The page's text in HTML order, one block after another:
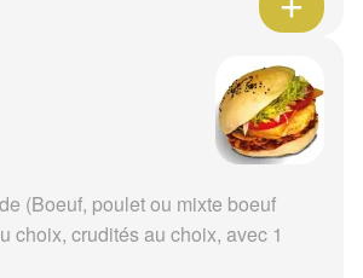
(Boeuf, poulet ou mixte boeuf
choix, crudités au choix, avec 1